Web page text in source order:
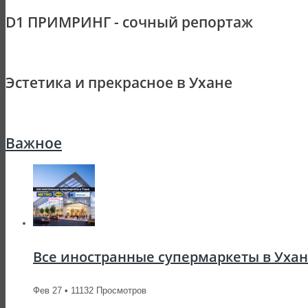
D1 ПРИМРИНГ - сочный репортаж
Эстетика и прекрасное в Ухане
Важное
Все иностранные супермаркеты в
Фев 27 • 11132 Просмотров